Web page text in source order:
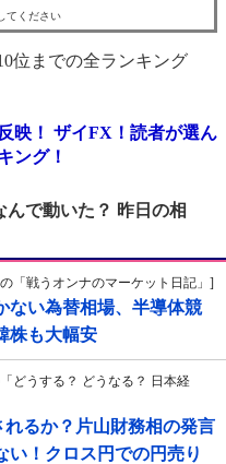
てください
位までの全ランキング
映！ ザイFX！読者が選ん
ング！
で動いた？ 昨日の相
「戦うオンナのマーケット日記」]
ない為替相場、半導体競
株も大幅安
どうする？ どうなる？ 日本経
るか？片山財務相の発言
い！クロス円での円売り